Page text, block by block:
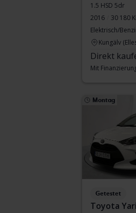
1.5 HSD 5dr
2016
30 180
Elektrisch/
Kungälv
Direkt
Mit
Montag
Getestet
Toyota